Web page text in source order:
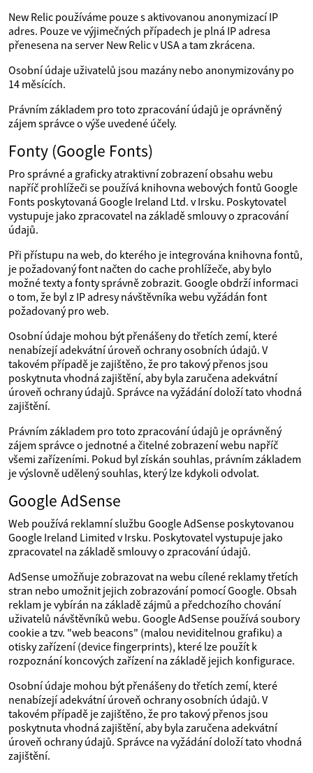
New Relic používáme pouze s aktivovanou anonymizací IP
adres. Pouze ve výjimečných případech je plná IP adresa
přenesena na server New Relic v USA a tam zkrácena.
Osobní údaje uživatelů jsou mazány nebo anonymizovány po
14 měsících.
Právním základem pro toto zpracování údajů je oprávněný
zájem správce o výše uvedené účely.
Fonty (Google Fonts)
Pro správné a graficky atraktivní zobrazení obsahu webu
napříč prohlížeči se používá knihovna webových fontů Google
Fonts poskytovaná Google Ireland Ltd. v Irsku. Poskytovatel
vystupuje jako zpracovatel na základě smlouvy o zpracování
údajů.
Při přístupu na web, do kterého je integrována knihovna fontů,
je požadovaný font načten do cache prohlížeče, aby bylo
možné texty a fonty správně zobrazit. Google obdrží informaci
o tom, že byl z IP adresy návštěvníka webu vyžádán font
požadovaný pro web.
Osobní údaje mohou být přenášeny do třetích zemí, které
nenabízejí adekvátní úroveň ochrany osobních údajů. V
takovém případě je zajištěno, že pro takový přenos jsou
poskytnuta vhodná zajištění, aby byla zaručena adekvátní
úroveň ochrany údajů. Správce na vyžádání doloží tato vhodná
zajištění.
Právním základem pro toto zpracování údajů je oprávněný
zájem správce o jednotné a čitelné zobrazení webu napříč
všemi zařízeními. Pokud byl získán souhlas, právním základem
je výslovně udělený souhlas, který lze kdykoli odvolat.
Google AdSense
Web používá reklamní službu Google AdSense poskytovanou
Google Ireland Limited v Irsku. Poskytovatel vystupuje jako
zpracovatel na základě smlouvy o zpracování údajů.
AdSense umožňuje zobrazovat na webu cílené reklamy třetích
stran nebo umožnit jejich zobrazování pomocí Google. Obsah
reklam je vybírán na základě zájmů a předchozího chování
uživatelů návštěvníků webu. Google AdSense používá soubory
cookie a tzv. "web beacons" (malou neviditelnou grafiku) a
otisky zařízení (device fingerprints), které lze použít k
rozpoznání koncových zařízení na základě jejich konfigurace.
Osobní údaje mohou být přenášeny do třetích zemí, které
nenabízejí adekvátní úroveň ochrany osobních údajů. V
takovém případě je zajištěno, že pro takový přenos jsou
poskytnuta vhodná zajištění, aby byla zaručena adekvátní
úroveň ochrany údajů. Správce na vyžádání doloží tato vhodná
zajištění.